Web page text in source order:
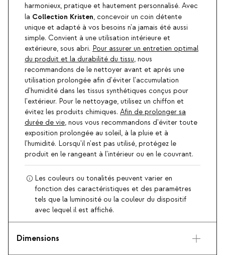
harmonieux, pratique et hautement personnalisé. Avec
la Collection Kristen, concevoir un coin détente
unique et adapté à vos besoins n'a jamais été aussi
simple. Convient à une utilisation intérieure et
extérieure, sous abri. Pour assurer un entretien optimal
du produit et la durabilité du tissu, nous
recommandons de le nettoyer avant et après une
utilisation prolongée afin d'éviter l'accumulation
d'humidité dans les tissus synthétiques conçus pour
l'extérieur. Pour le nettoyage, utilisez un chiffon et
évitez les produits chimiques. Afin de prolonger sa
durée de vie, nous vous recommandons d'éviter toute
exposition prolongée au soleil, à la pluie et à
l'humidité. Lorsqu'il n'est pas utilisé, protégez le
produit en le rangeant à l'intérieur ou en le couvrant.
Les couleurs ou tonalités peuvent varier en
fonction des caractéristiques et des paramètres
tels que la luminosité ou la couleur du dispositif
avec lequel il est affiché.
Dimensions